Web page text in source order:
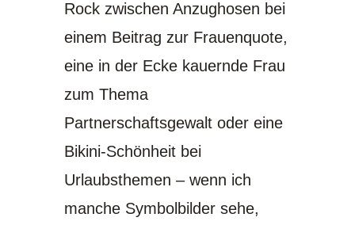
Rock zwischen Anzughosen bei
einem Beitrag zur Frauenquote,
eine in der Ecke kauernde Frau
zum Thema
Partnerschaftsgewalt oder eine
Bikini-Schönheit bei
Urlaubsthemen – wenn ich
manche Symbolbilder sehe,